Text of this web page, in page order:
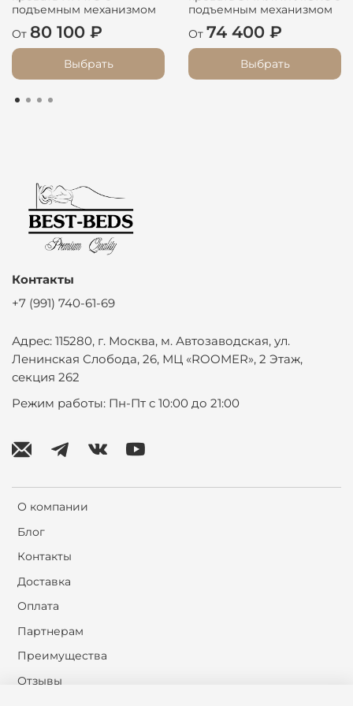
подъемным механизмом
От 80 100 ₽
Выбрать
подъемным механизмом
От 74 400 ₽
Выбрать
О компании
Блог
Контакты
Доставка
Оплата
Партнерам
Преимущества
Отзывы
Контакты
+7 (991) 740-61-69
Адрес: 115280, г. Москва, м. Автозаводская, ул.
Ленинская Слобода, 26, МЦ «ROOMER», 2 Этаж,
секция 262
Режим работы: Пн-Пт с 10:00 до 21:00